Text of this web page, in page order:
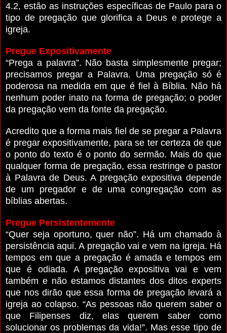
4.2, estão as instruções específicas de Paulo para o
tipo de pregação que glorifica a Deus e protege a
igreja.
Pregue Expositivamente
“Prega a palavra”. Não basta simplesmente pregar;
precisamos pregar a Palavra. Uma pregação só é
poderosa na medida em que é fiel à Bíblia. Não há
nenhum poder inato na forma de pregação; o poder
da pregação vem da fonte da pregação.
Acredito que a forma mais fiel de se pregar a Palavra
é pregar expositivamente, para se ter certeza de que
o ponto do texto é o ponto do sermão. Mais do que
qualquer forma de pregação, essa restringe o pastor
à Palavra de Deus. A pregação expositiva depende
de um pregador e de uma congregação com as
bíblias abertas.
Pregue Persistentemente
“Quer seja oportuno, quer não”. Há um chamado à
persistência aqui. A pregação vai e vem na igreja. Há
tempos em que a pregação é amada e tempos em
que é odiada. A pregação expositiva vai e vem
também e não estamos distantes dos ditos experts
que nos dirão que essa forma de pregação levará a
igreja ao colapso. “As pessoas não querem saber o
que Filipenses diz, elas querem saber como
solucionar os problemas da vida!”. Mas esse tipo de